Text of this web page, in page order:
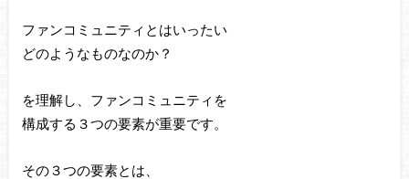
ファンコミュニティとはいったい
どのようなものなのか？
を理解し、ファンコミュニティを
構成する３つの要素が重要です。
その３つの要素とは、